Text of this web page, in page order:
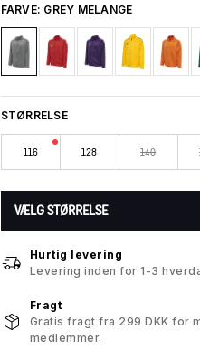
FARVE: GREY MELANGE
STØRRELSE
116 128 140
VÆLG STØRRELSE
Hurtig levering
Levering inden for 1-3
Fragt
Gratis fragt fra 299 DKK for
medlemmer.